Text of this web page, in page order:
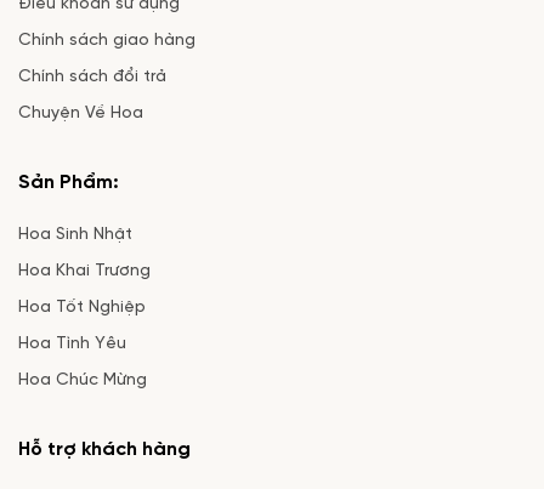
Điều khoản sử dụng
Chính sách giao hàng
Chính sách đổi trả
Chuyện Về Hoa
Sản Phẩm:
Hoa Sinh Nhật
Hoa Khai Trương
Hoa Tốt Nghiệp
Hoa Tình Yêu
Hoa Chúc Mừng
Hỗ trợ khách hàng